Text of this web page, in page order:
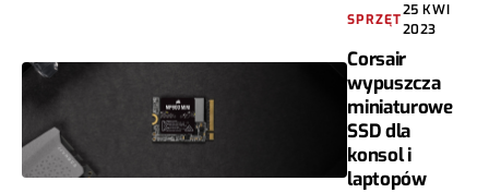
SPRZĘT
25 KWI
2023
Corsair
wypuszcza
miniaturowe
SSD dla
konsol i
laptopów